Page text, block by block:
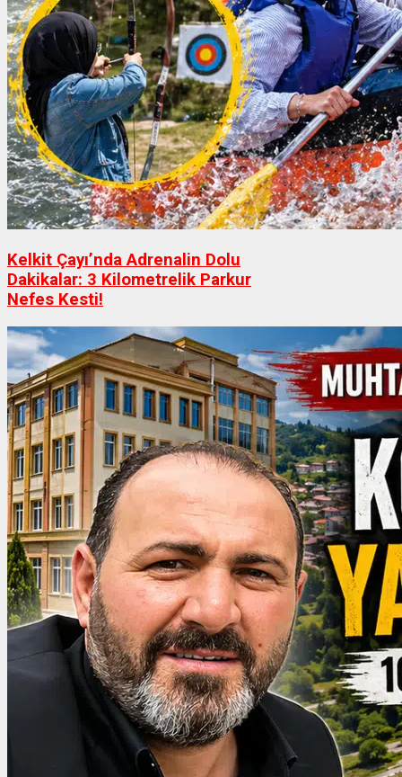
Kelkit Çayı’nda Adrenalin Dolu
Dakikalar: 3 Kilometrelik Parkur
Nefes Kesti!